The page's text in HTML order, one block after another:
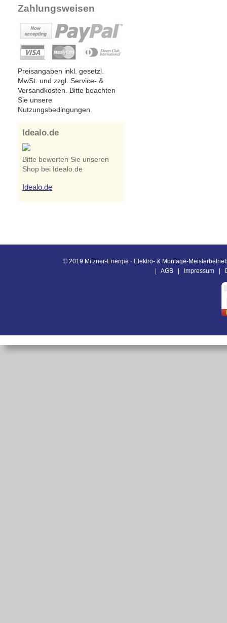
Zahlungsweisen
Preisangaben inkl. gesetzl.
MwSt. und zzgl. Service- &
Versandkosten. Bitte beachten
Sie unsere
Nutzungsbedingungen.
Idealo.de
Bitte bewerten Sie unseren
Shop bei Idealo.de
Idealo.de
© 2019 Mitzner-Energie · Elektro- & Montage-
| AGB | Impressum |